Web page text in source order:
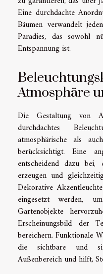
Eine durchdachte
Bäumen verwandelt
Paradies, das sowohl
Entspannung ist.
Atmosphäre
Die Gestaltung von
durchdachtes
atmosphärische als
berücksichtigt. Eine
entscheidend dazu
erzeugen und
Dekorative
eingesetzt werden,
Gartenobjekte
Erscheinungsbild der
bereichern. Funktionale
die sichtbare und
Außenbereich und hilft,